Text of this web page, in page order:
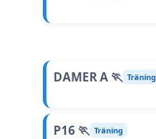
DAMER A 🏃 Träning
P16 🏃 Träning